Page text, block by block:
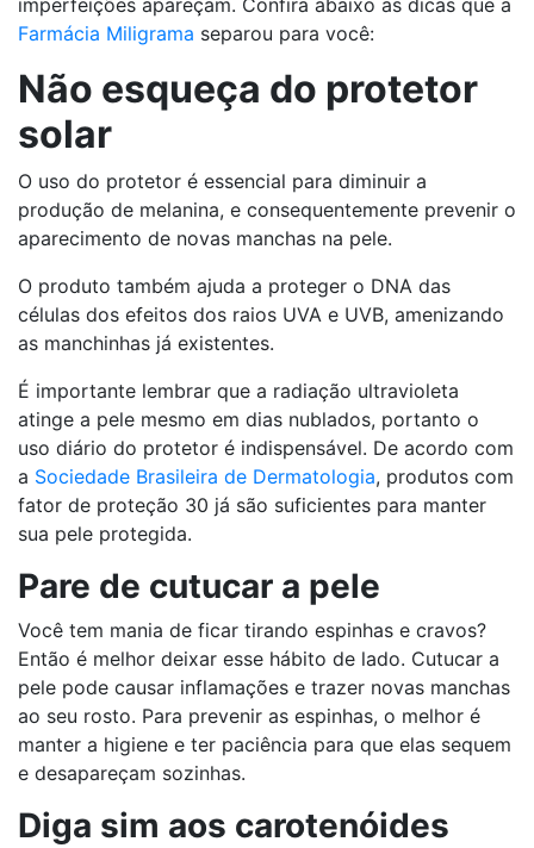
imperfeições apareçam. Confira abaixo as dicas que a
Farmácia Miligrama separou para você:
Não esqueça do protetor
solar
O uso do protetor é essencial para diminuir a
produção de melanina, e consequentemente prevenir o
aparecimento de novas manchas na pele.
O produto também ajuda a proteger o DNA das
células dos efeitos dos raios UVA e UVB, amenizando
as manchinhas já existentes.
É importante lembrar que a radiação ultravioleta
atinge a pele mesmo em dias nublados, portanto o
uso diário do protetor é indispensável. De acordo com
a Sociedade Brasileira de Dermatologia, produtos com
fator de proteção 30 já são suficientes para manter
sua pele protegida.
Pare de cutucar a pele
Você tem mania de ficar tirando espinhas e cravos?
Então é melhor deixar esse hábito de lado. Cutucar a
pele pode causar inflamações e trazer novas manchas
ao seu rosto. Para prevenir as espinhas, o melhor é
manter a higiene e ter paciência para que elas sequem
e desapareçam sozinhas.
Diga sim aos carotenóides